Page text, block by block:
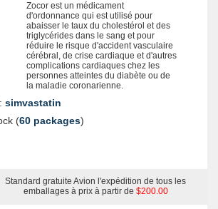
Zocor est un médicament
d'ordonnance qui est utilisé pour
abaisser le taux du cholestérol et des
triglycérides dans le sang et pour
réduire le risque d'accident vasculaire
cérébral, de crise cardiaque et d'autres
complications cardiaques chez les
personnes atteintes du diabète ou de
la maladie coronarienne.
simvastatin
(60 packages)
Standard gratuite Avion l'expédition de tous les
emballages à prix à partir de $200.00